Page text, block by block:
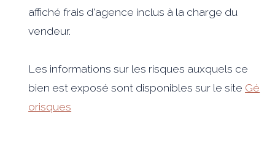
affiché frais d'agence inclus à la charge du
vendeur.
Les informations sur les risques auxquels ce
bien est exposé sont disponibles sur le site Gé
orisques